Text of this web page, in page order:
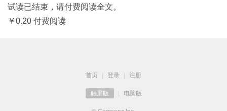
试读已结束，请付费阅读全文。
￥0.20 付费阅读
首页 登录 注册
触屏版 电脑版